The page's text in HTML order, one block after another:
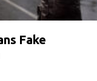
Fake